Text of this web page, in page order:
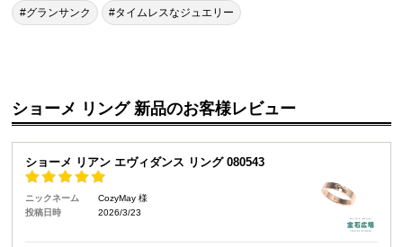
#グランサンク #タイムレスなジュエリー
ショーメ リング 新品のお客様レビュー
ショーメ リアン エヴィダンス リング 080543
ニックネーム
CozyMay 様
投稿日時
2026/3/23